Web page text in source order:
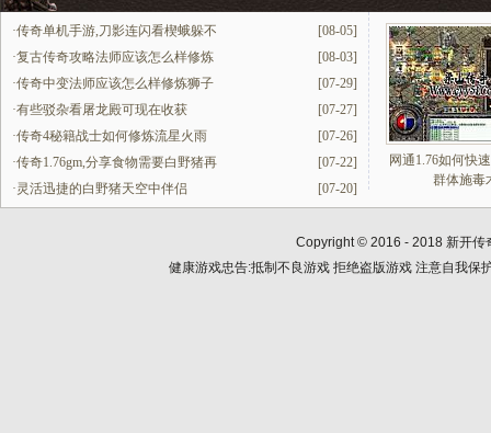
[08-05]
·传奇单机手游,刀影连闪看楔蛾躲不
[08-03]
·复古传奇攻略法师应该怎么样修炼
[07-29]
·传奇中变法师应该怎么样修炼狮子
[07-27]
·有些驳杂看屠龙殿可现在收获
[07-26]
·传奇4秘籍战士如何修炼流星火雨
[07-22]
·传奇1.76gm,分享食物需要白野猪再
[07-20]
·灵活迅捷的白野猪天空中伴侣
网通1.76如何快
群体施毒
Copyright © 2016 - 2018 新开传
健康游戏忠告:抵制不良游戏 拒绝盗版游戏 注意自我保